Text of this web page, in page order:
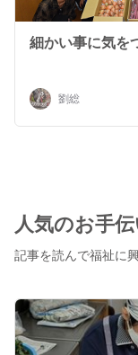
細かい事に気を
劉総
人気のお手
記事を読んで福祉に